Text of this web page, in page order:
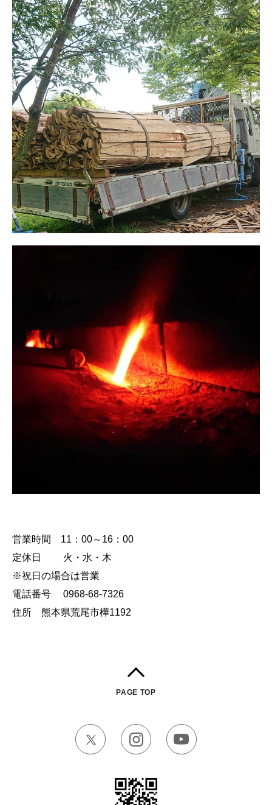
営業時間 11：00～16：00
定休日 火・水・木
※祝日の場合は営業
電話番号 0968-68-7326
住所 熊本県荒尾市樺1192
PAGE TOP